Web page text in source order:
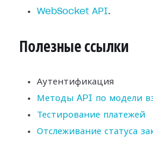
WebSocket API.
Полезные ссылки
Аутентификация
Методы API по модели
Тестирование платежей
Отслеживание статуса